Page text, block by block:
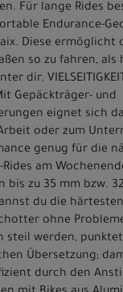
Für lange Rides
Endurance-
Diese ermöglicht
so zu fahren, als
dir.
Gepäckträger- und
eignet sich
oder zum
genug für die
am
bis zu 35 mm bzw.
du die
ohne
steil werden,
Übersetzung;
durch den